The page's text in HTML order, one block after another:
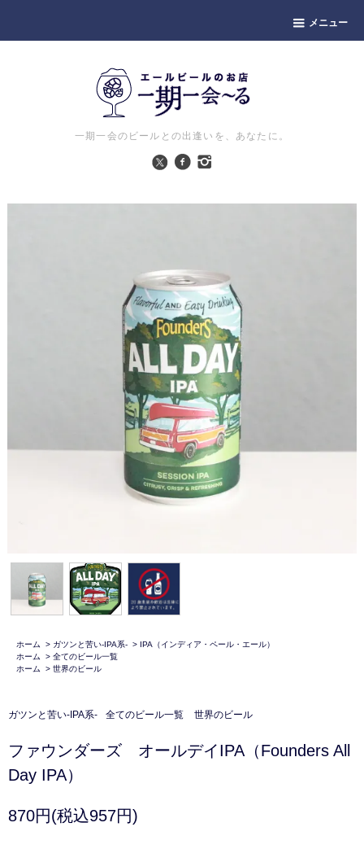
メニュー
一期一会のビールとの出逢いを、あなたに。
ホーム > ガツンと苦い-IPA系- >
IPA（インディア・ペール・エール）
ホーム
> 全てのビール一覧
ホーム
> 世界のビール
ガツンと苦い-IPA系- 全てのビール一覧 世界のビール
ファウンダーズ オールデイIPA（Founders All
Day IPA）
870円(税込957円)